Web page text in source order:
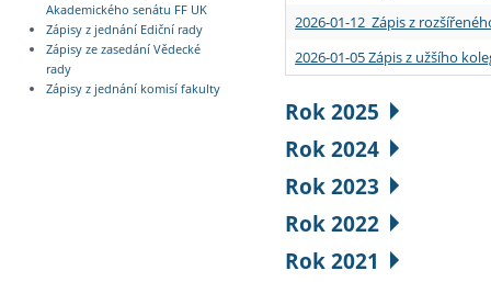
Akademického senátu FF UK
Zápisy z jednání Ediční rady
Zápisy ze zasedání Vědecké
rady
Zápisy z jednání komisí fakulty
2026-01-12 Zápis z
2026-01-05 Zápis z užšího
Rok 2025
Rok 2024
Rok 2023
Rok 2022
Rok 2021